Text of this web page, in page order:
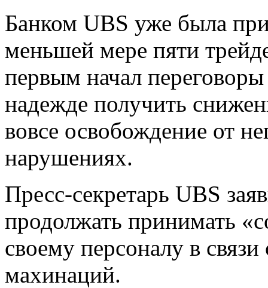
Банком UBS уже была
меньшей мере пяти
первым начал
надежде получить
вовсе освобождение от
нарушениях.
Пресс-секретарь UBS
продолжать принимать
своему персоналу в
махинаций.